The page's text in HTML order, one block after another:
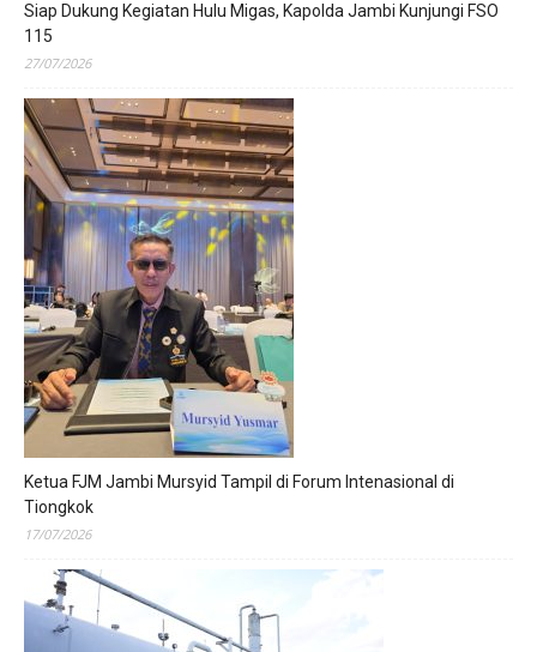
Siap Dukung Kegiatan Hulu Migas, Kapolda Jambi Kunjungi FSO
115
27/07/2026
Ketua FJM Jambi Mursyid Tampil di Forum Intenasional di
Tiongkok
17/07/2026